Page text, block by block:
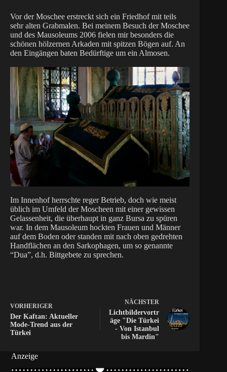
Vor der Moschee erstreckt sich ein Friedhof mit teils
sehr alten Grabmalen. Bei meinem Besuch der Moschee
und des Mausoleums 2006 fielen mir besonders die
schönen hölzernen Arkaden mit spitzen Bögen auf. An
den Eingängen baten Bedürftige um ein Almosen.
Im Innenhof herrschte reger Betrieb, doch wie meist
üblich im Umfeld der Moscheen mit einer gewissen
Gelassenheit, die überhaupt in ganz Bursa zu spüren
war. In dem Mausoleum hockten Frauen und Männer
auf dem Boden oder standen mit nach oben gedrehten
Handflächen an den Sarkophagen, um so genannte
“Dua”, d.h. Bittgebete zu sprechen.
VORHERIGER
Der Kaftan: Aktueller
Mode-Trend aus der
Türkei
NÄCHSTER
Lichtbildervortr
äge "Die Türkei
- Von Istanbul
bis Mardin"
Anzeige